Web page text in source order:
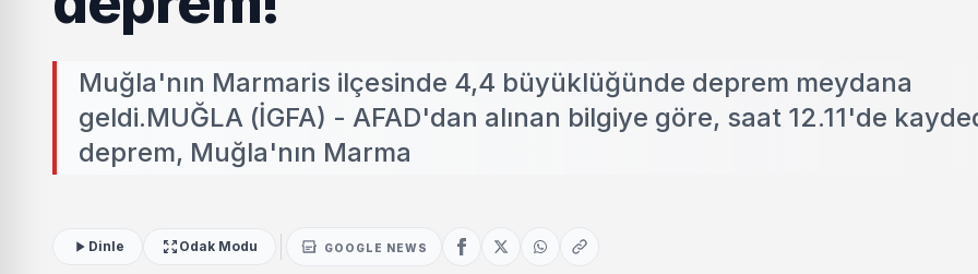
Muğla'nın Marmaris ilçesinde 4,4 büyüklüğünde deprem meydana
geldi.MUĞLA (İGFA) - AFAD'dan alınan bilgiye göre, saat 12.11'de
deprem, Muğla'nın Marma
Dinle Odak Modu GOOGLE NEWS